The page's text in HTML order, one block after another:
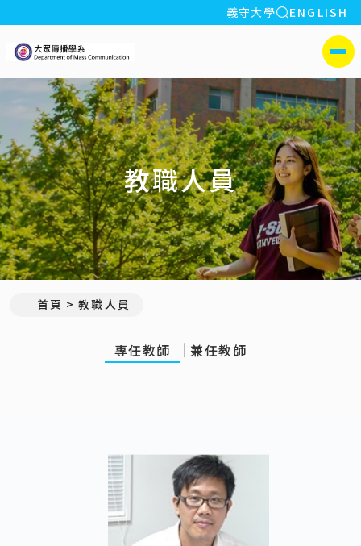
:::
義守大學 全站搜索
ENGLISH
側選單
教職人員
首頁 教職人員
專任教師 兼任教師